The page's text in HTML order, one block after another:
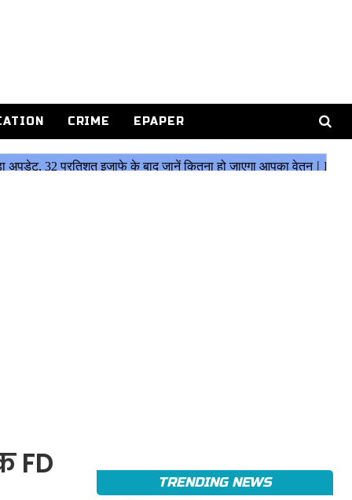
CRIME EPAPER
FD
TRENDING NEWS